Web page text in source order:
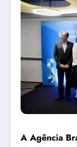
A Agência